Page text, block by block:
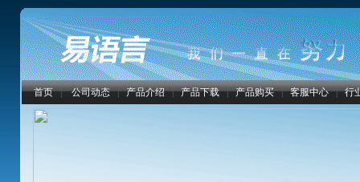
首页 | 公司动态 | 产品介绍 | 产品下载 | 产品购买 | 客服中心 | 行